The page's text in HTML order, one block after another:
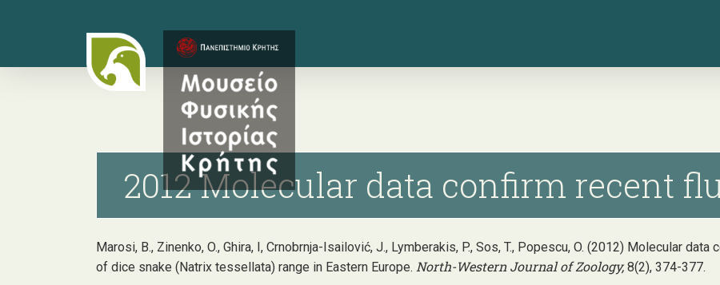
content
2012 Molecular data confirm recent
Marosi, B., Zinenko, O., Ghira, I, Crnobrnja-Isailović, J., Lymberakis, P., Sos, T., Popescu, O. (2012) Molecular
of dice snake (Natrix tessellata) range in Eastern Europe. North-Western Journal of Zoology, 8(2), 374-377.